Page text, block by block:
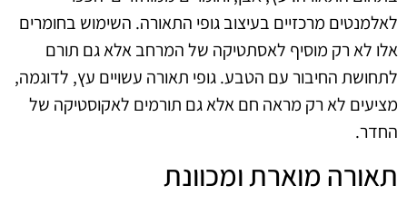
לאלמנטים מרכזיים בעיצוב גופי התאורה. השימוש בחומרים
אלו לא רק מוסיף לאסתטיקה של המרחב אלא גם תורם
לתחושת החיבור עם הטבע. גופי תאורה עשויים עץ, לדוגמה,
מציעים לא רק מראה חם אלא גם תורמים לאקוסטיקה של
החדר.
תאורה מוארת ומכוונת